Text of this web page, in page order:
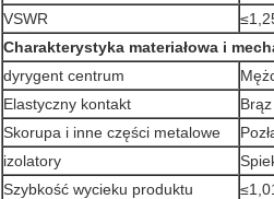
VSWR
Charakterystyka materiałowa i
dyrygent centrum
Elastyczny kontakt
Skorupa i inne części metalowe
izolatory
Szybkość wycieku produktu